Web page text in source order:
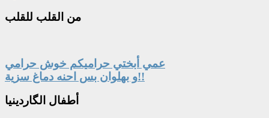
من القلب للقلب
عمي أبختي حراميكم خوش حرامي
و بهلوان بس احنه دماغ سزية!!
أطفال الگاردينيا